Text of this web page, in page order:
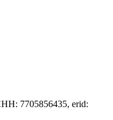
7705856435, erid: